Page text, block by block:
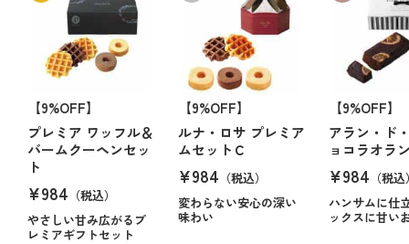
【9%OFF】
プレミア ワッフル＆
バームクーヘンセッ
ト
¥984 （税込）
やさしい甘み広がるプ
レミアギフトセット
【9%OFF】
ルナ・ロサ プレミア
ムセットＣ
¥984 （税込）
変わらない安心の深い
味わい
【9%OFF】
アラン・ド
ョコラオラ
¥984 （税
ハンサムに仕
ックスに甘い